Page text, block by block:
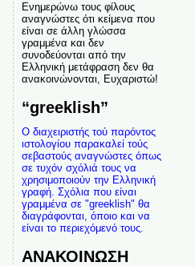
Ενημερώνω τους φίλους
αναγνώστες ότι κείμενα που
είναι σε άλλη γλώσσα
γραμμένα και δεν
συνοδεύονται από την
Ελληνική μετάφραση δεν θα
ανακοινώνονται, Ευχαριστώ!
“greeklish”
Ο διαχειριστής τού παρόντος
ιστολογίου παρακαλεί τούς
σεβαστούς αναγνώστες όπως
σε τυχόν σχόλιά τους να
χρησιμοποιούν την Ελληνική
γραφή. Σχόλια που είναι
γραμμένα σε "greeklish" θα
διαγράφονται, όποιο και να
είναι το περιεχόμενό τους.
ΑΝΑΚΟΙΝΩΣΗ